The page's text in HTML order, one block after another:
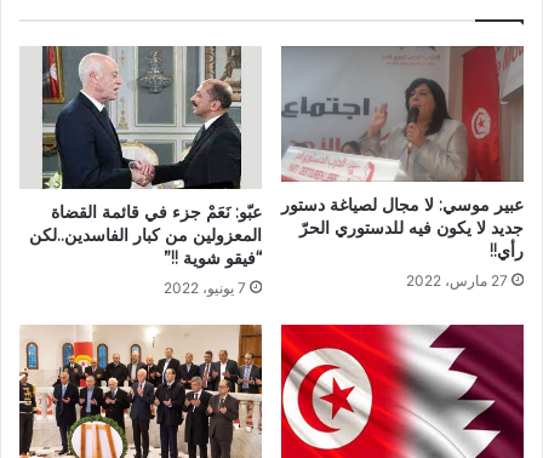
عبير موسي: لا مجال لصياغة دستور
جديد لا يكون فيه للدستوري الحرّ
رأي!!
27 مارس، 2022
عبّو: نَعَمْ جزء في قائمة القضاة
المعزولين من كبار الفاسدين..لكن
“فيقو شوية !!”
7 يونيو، 2022